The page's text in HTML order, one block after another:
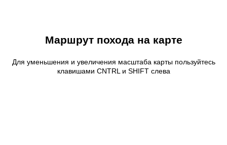
Маршрут похода на карте
Для уменьшения и увеличения масштаба карты пользуйтесь
клавишами CNTRL и SHIFT слева